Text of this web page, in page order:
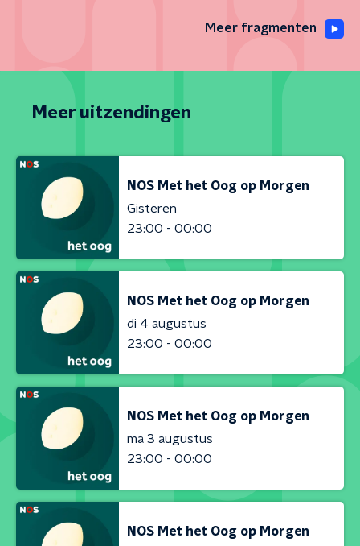
Meer fragmenten
Meer uitzendingen
NOS Met het Oog op Morgen
Gisteren
23:00 - 00:00
NOS Met het Oog op Morgen
di 4 augustus
23:00 - 00:00
NOS Met het Oog op Morgen
ma 3 augustus
23:00 - 00:00
NOS Met het Oog op Morgen